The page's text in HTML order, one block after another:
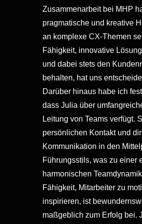
Zusammenarbeit bei MHP
pragmatische und kreative
an komplexe CX-Themen
Fähigkeit, innovative
und dabei stets den
behalten, hat uns
Darüber hinaus habe ich
dass Julia über
Leitung von Teams verfügt.
persönlichen Kontakt und
Kommunikation in den
Führungsstils, was zu einer
harmonischen
Fähigkeit, Mitarbeiter zu
inspirieren, ist
maßgeblich zum Erfolg bei.